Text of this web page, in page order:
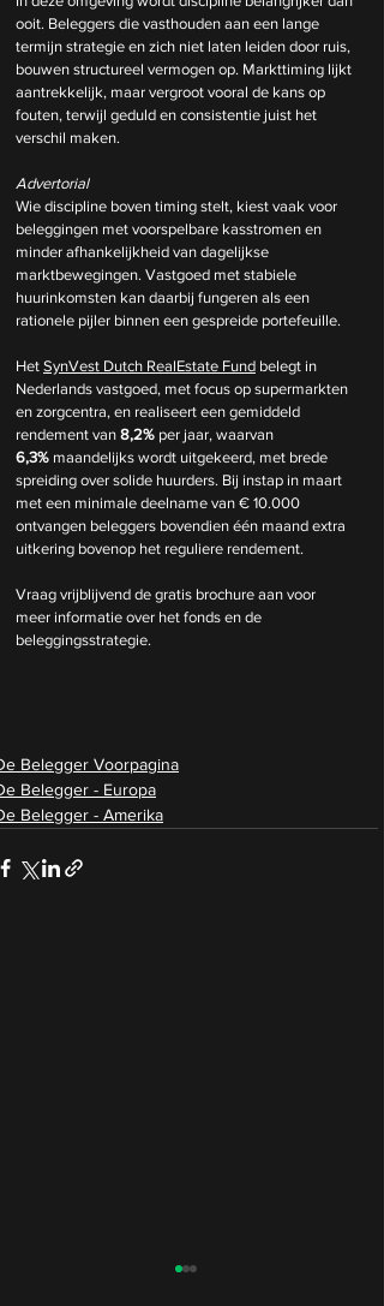
ooit. Beleggers die vasthouden aan een lange
termijn strategie en zich niet laten leiden door ruis,
bouwen structureel vermogen op. Markttiming lijkt
aantrekkelijk, maar vergroot vooral de kans op
fouten, terwijl geduld en consistentie juist het
verschil maken.
Advertorial
Wie discipline boven timing stelt, kiest vaak voor
beleggingen met voorspelbare kasstromen en
minder afhankelijkheid van dagelijkse
marktbewegingen. Vastgoed met stabiele
huurinkomsten kan daarbij fungeren als een
rationele pijler binnen een gespreide portefeuille.
Het SynVest Dutch RealEstate Fund belegt in
Nederlands vastgoed, met focus op supermarkten
en zorgcentra, en realiseert een gemiddeld
rendement van 8,2% per jaar, waarvan
6,3% maandelijks wordt uitgekeerd, met brede
spreiding over solide huurders. Bij instap in maart
met een minimale deelname van € 10.000
ontvangen beleggers bovendien één maand extra
uitkering bovenop het reguliere rendement.
Vraag vrijblijvend de gratis brochure aan voor
meer informatie over het fonds en de
beleggingsstrategie.
Belegger Voorpagina
Belegger - Europa
Belegger - Amerika